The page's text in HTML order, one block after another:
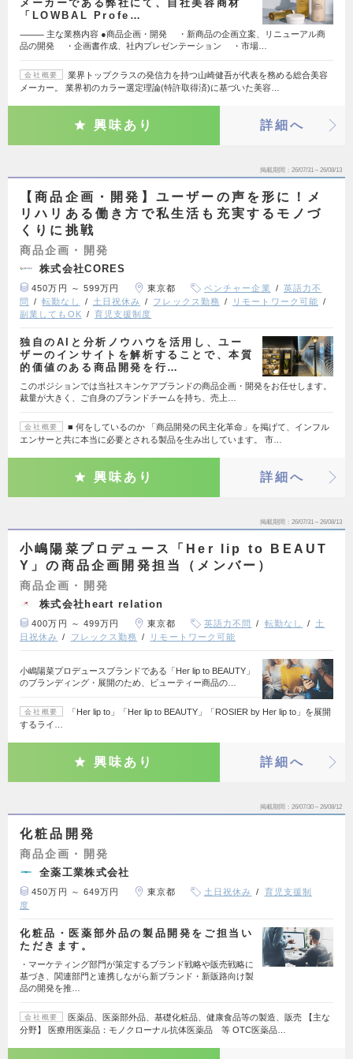
メーカーである弊社にて、自社美容商材
「LOWBAL Profe…
⸻ 主な業務内容 ●商品企画・開発 ・新商品の企画立案、リニューアル商
品の開発 ・企画書作成、社内プレゼンテーション ・市場…
会社概要
業界トップクラスの発信力を持つ山崎健吾が代表を務める総合美容
メーカー。 業界初のカラー選定理論(特許取得済)に基づいた美容…
興味あり 詳細へ
掲載期間 26/07/31～26/08/13
【商品企画・開発】ユーザーの声を形に！メ
リハリある働き方で私生活も充実するモノづ
くりに挑戦
商品企画・開発
株式会社CORES
450万円 ～ 599万円 東京都 ベンチャー企業
英語力不
問
転勤なし 土日祝休み フレックス勤務
リモートワーク可能
副業してもOK
育児支援制度
独自のAIと分析ノウハウを活用し、ユー
ザーのインサイトを解析することで、本質
的価値のある商品開発を行…
このポジションでは当社スキンケアブランドの商品企画・開発をお任せします。
裁量が大きく、ご自身のブランドチームを持ち、売上…
会社概要
■ 何をしているのか 「商品開発の民主化革命」を掲げて、インフル
エンサーと共に本当に必要とされる製品を生み出しています。 市…
興味あり 詳細へ
掲載期間 26/07/31～26/08/13
小嶋陽菜プロデュース「Her lip to BEAUT
Y」の商品企画開発担当（メンバー）
商品企画・開発
株式会社heart relation
400万円 ～ 499万円 東京都 英語力不問 転勤なし
土
日祝休み
フレックス勤務 リモートワーク可能
小嶋陽菜プロデュースブランドである「Her lip to BEAUTY」
のブランディング・展開のため、ビューティー商品の…
会社概要
「Her lip to」「Her lip to BEAUTY」「ROSIER by Her lip to」を展開
するライ…
興味あり 詳細へ
掲載期間 26/07/30～26/08/12
化粧品開発
商品企画・開発
全薬工業株式会社
450万円 ～ 649万円 東京都 土日祝休み
育児支援制
度
化粧品・医薬部外品の製品開発をご担当い
ただきます。
・マーケティング部門が策定するブランド戦略や販売戦略に
基づき、関連部門と連携しながら新ブランド・新販路向け製
品の開発を推…
会社概要
医薬品、医薬部外品、基礎化粧品、健康食品等の製造、販売 【主な
分野】 医療用医薬品：モノクローナル抗体医薬品 等 OTC医薬品…